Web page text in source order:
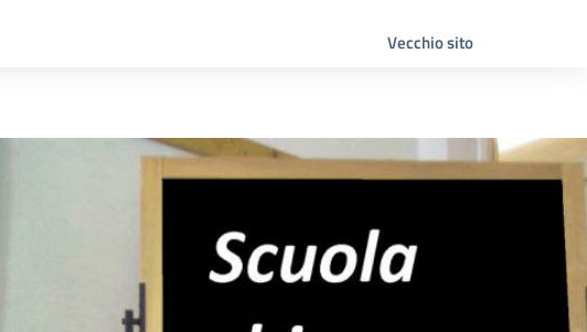
Vecchio sito